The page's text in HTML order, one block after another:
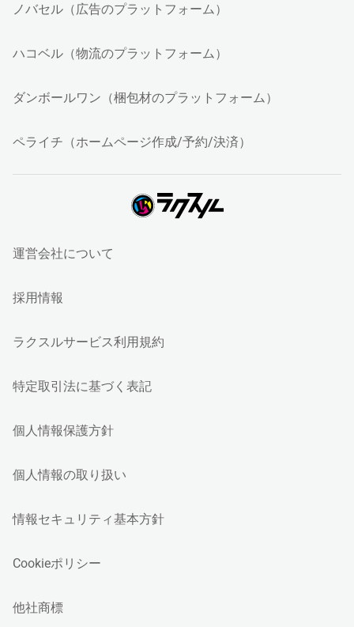
ノバセル（広告のプラットフォーム）
ハコベル（物流のプラットフォーム）
ダンボールワン（梱包材のプラットフォーム）
ペライチ（ホームページ作成/予約/決済）
運営会社について
採用情報
ラクスルサービス利用規約
特定取引法に基づく表記
個人情報保護方針
個人情報の取り扱い
情報セキュリティ基本方針
Cookieポリシー
他社商標